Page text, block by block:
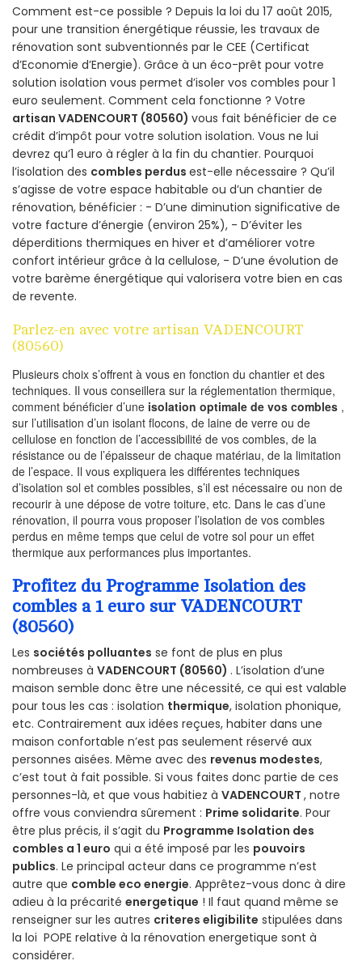
Comment est-ce possible ? Depuis la loi du 17 août 2015,
pour une transition énergétique réussie, les travaux de
rénovation sont subventionnés par le CEE (Certificat
d’Economie d’Energie). Grâce à un éco-prêt pour votre
solution isolation vous permet d’isoler vos combles pour 1
euro seulement. Comment cela fonctionne ? Votre
artisan VADENCOURT (80560) vous fait bénéficier de ce
crédit d’impôt pour votre solution isolation. Vous ne lui
devrez qu’1 euro à régler à la fin du chantier. Pourquoi
l’isolation des combles perdus est-elle nécessaire ? Qu’il
s’agisse de votre espace habitable ou d’un chantier de
rénovation, bénéficier : - D’une diminution significative de
votre facture d’énergie (environ 25%), - D’éviter les
déperditions thermiques en hiver et d’améliorer votre
confort intérieur grâce à la cellulose, - D’une évolution de
votre barème énergétique qui valorisera votre bien en cas
de revente.
Parlez-en avec votre artisan VADENCOURT
(80560)
Plusieurs choix s’offrent à vous en fonction du chantier et des
techniques. Il vous conseillera sur la réglementation thermique,
comment bénéficier d’une isolation optimale de vos combles ,
sur l’utilisation d’un isolant flocons, de laine de verre ou de
cellulose en fonction de l’accessibilité de vos combles, de la
résistance ou de l’épaisseur de chaque matériau, de la limitation
de l’espace. Il vous expliquera les différentes techniques
d’isolation sol et combles possibles, s’il est nécessaire ou non de
recourir à une dépose de votre toiture, etc. Dans le cas d’une
rénovation, il pourra vous proposer l’isolation de vos combles
perdus en même temps que celui de votre sol pour un effet
thermique aux performances plus importantes.
Profitez du Programme Isolation des
combles a 1 euro sur VADENCOURT
(80560)
Les sociétés polluantes se font de plus en plus
nombreuses à VADENCOURT (80560) . L’isolation d’une
maison semble donc être une nécessité, ce qui est valable
pour tous les cas : isolation thermique, isolation phonique,
etc. Contrairement aux idées reçues, habiter dans une
maison confortable n’est pas seulement réservé aux
personnes aisées. Même avec des revenus modestes,
c’est tout à fait possible. Si vous faites donc partie de ces
personnes-là, et que vous habitiez à VADENCOURT , notre
offre vous conviendra sûrement : Prime solidarite. Pour
être plus précis, il s’agit du Programme Isolation des
combles a 1 euro qui a été imposé par les pouvoirs
publics. Le principal acteur dans ce programme n’est
autre que comble eco energie. Apprêtez-vous donc à dire
adieu à la précarité energetique ! Il faut quand même se
renseigner sur les autres criteres eligibilite stipulées dans
la loi POPE relative à la rénovation energetique sont à
considérer.